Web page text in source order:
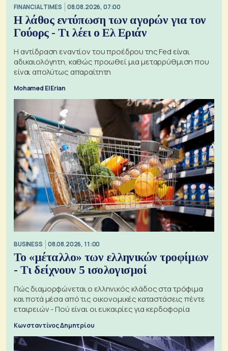
FINANCIAL TIMES 08.08.2026, 07:00
Η λάθος εντύπωση των αγορών για τον
Γούορς - Τι λέει ο Ελ Εριάν
Η αντίδραση εναντίον του προέδρου της Fed είναι
αδικαιολόγητη, καθώς προωθεί μια μεταρρύθμιση που
είναι απολύτως απαραίτητη
Mohamed El Erian
BUSINESS 08.08.2026, 11:00
Το «μέταλλο» των ελληνικών τροφίμων
- Τι δείχνουν 5 ισολογισμοί
Πώς διαμορφώνεται ο ελληνικός κλάδος στα τρόφιμα
και ποτά μέσα από τις οικονομικές καταστάσεις πέντε
εταιρειών - Πού είναι οι ευκαιρίες για κερδοφορία
Κωνσταντίνος Δημητρίου